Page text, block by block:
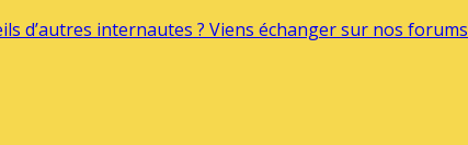
d’autres internautes ? Viens échanger sur nos forums